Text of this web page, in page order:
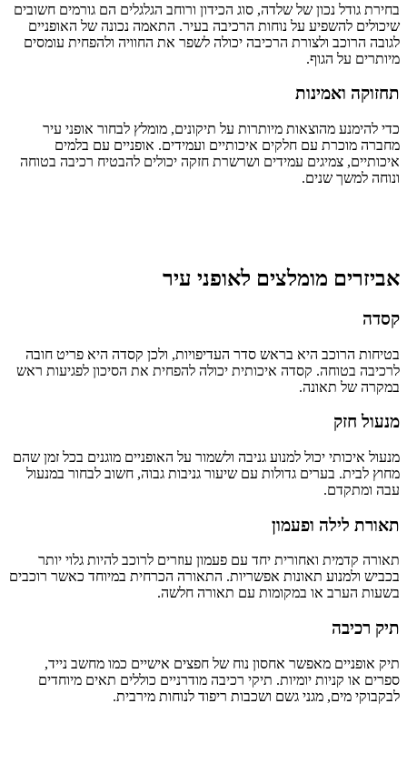
בחירת גודל נכון של שלדה, סוג הכידון ורוחב הגלגלים הם גורמים חשובים
שיכולים להשפיע על נוחות הרכיבה בעיר. התאמה נכונה של האופניים
לגובה הרוכב ולצורת הרכיבה יכולה לשפר את החוויה ולהפחית עומסים
מיותרים על הגוף.
תחזוקה ואמינות
כדי להימנע מהוצאות מיותרות על תיקונים, מומלץ לבחור אופני עיר
מחברה מוכרת עם חלקים איכותיים ועמידים. אופניים עם בלמים
איכותיים, צמיגים עמידים ושרשרת חזקה יכולים להבטיח רכיבה בטוחה
ונוחה למשך שנים.
אביזרים מומלצים לאופני עיר
קסדה
בטיחות הרוכב היא בראש סדר העדיפויות, ולכן קסדה היא פריט חובה
לרכיבה בטוחה. קסדה איכותית יכולה להפחית את הסיכון לפגיעות ראש
במקרה של תאונה.
מנעול חזק
מנעול איכותי יכול למנוע גניבה ולשמור על האופניים מוגנים בכל זמן שהם
מחוץ לבית. בערים גדולות עם שיעור גניבות גבוה, חשוב לבחור במנעול
עבה ומתקדם.
תאורת לילה ופעמון
תאורה קדמית ואחורית יחד עם פעמון עוזרים לרוכב להיות גלוי יותר
בכביש ולמנוע תאונות אפשריות. התאורה הכרחית במיוחד כאשר רוכבים
בשעות הערב או במקומות עם תאורה חלשה.
תיק רכיבה
תיק אופניים מאפשר אחסון נוח של חפצים אישיים כמו מחשב נייד,
ספרים או קניות יומיות. תיקי רכיבה מודרניים כוללים תאים מיוחדים
לבקבוקי מים, מגני גשם ושכבות ריפוד לנוחות מירבית.